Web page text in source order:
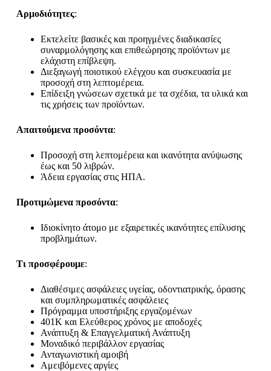
Αρμοδιότητες:
Εκτελείτε βασικές και προηγμένες διαδικασίες
συναρμολόγησης και επιθεώρησης προϊόντων με
ελάχιστη επίβλεψη.
Διεξαγωγή ποιοτικού ελέγχου και συσκευασία με
προσοχή στη λεπτομέρεια.
Επίδειξη γνώσεων σχετικά με τα σχέδια, τα υλικά και
τις χρήσεις των προϊόντων.
Απαιτούμενα προσόντα:
Προσοχή στη λεπτομέρεια και ικανότητα ανύψωσης
έως και 50 λιβρών.
Άδεια εργασίας στις ΗΠΑ.
Προτιμώμενα προσόντα:
Ιδιοκίνητο άτομο με εξαιρετικές ικανότητες επίλυσης
προβλημάτων.
Τι προσφέρουμε:
Διαθέσιμες ασφάλειες υγείας, οδοντιατρικής, όρασης
και συμπληρωματικές ασφάλειες
Πρόγραμμα υποστήριξης εργαζομένων
401K και Ελεύθερος χρόνος με αποδοχές
Ανάπτυξη & Επαγγελματική Ανάπτυξη
Μοναδικό περιβάλλον εργασίας
Ανταγωνιστική αμοιβή
Αμειβόμενες αργίες